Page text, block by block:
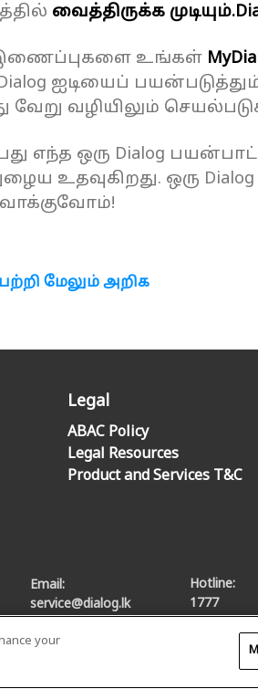
வைத்திருக்க முடியும்.
உங்கள்
ஐடியைப்
வேறு வழியிலும்
எந்த ஒரு Dialog
உதவுகிறது. ஒரு
பற்றி மேலும் அறிக
Legal
ABAC Policy
Legal Resources
Product and Services T&C
Email:
service@dialog.lk
Hotline:
1777
PLC. All Rights Reserved
your